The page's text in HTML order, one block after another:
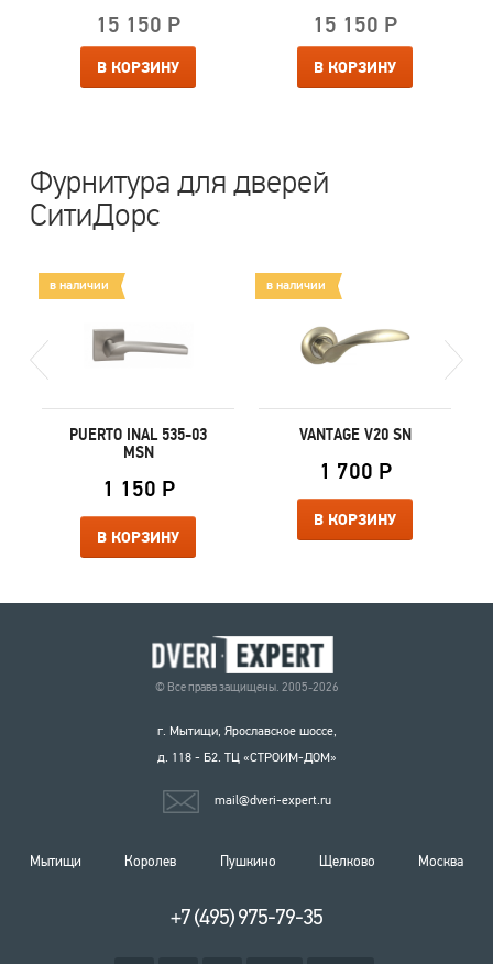
15 150 Р
В КОРЗИНУ
15 150 Р
В КОРЗИНУ
Фурнитура для дверей
СитиДорс
в наличии
PUERTO INAL 535-03
MSN
1 150 Р
В КОРЗИНУ
в наличии
VANTAGE V20 SN
1 700 Р
В КОРЗИНУ
© Все права защищены. 2005-2026
г. Мытищи, Ярославское шоссе,
д. 118 - Б2. ТЦ «СТРОИМ-ДОМ»
mail@dveri-expert.ru
Мытищи Королев Пушкино Щелково Москва
+7 (495) 975-79-35